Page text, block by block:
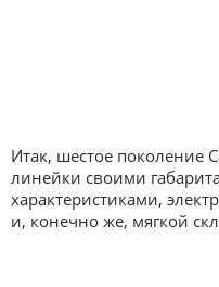
Итак, шестое поколение
линейки своими
характеристиками,
и, конечно же, мягкой